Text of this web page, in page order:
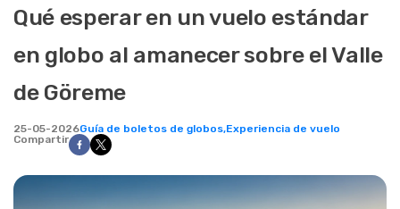
Qué esperar en un vuelo estándar
en globo al amanecer sobre el Valle
de Göreme
25-05-2026Guía de boletos de globos,Experiencia de vuelo
Compartir